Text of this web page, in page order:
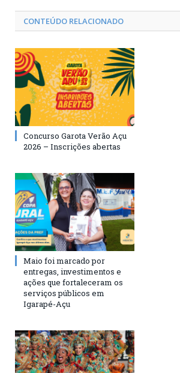
CONTEÚDO RELACIONADO
Concurso Garota Verão Açu
2026 – Inscrições abertas
Maio foi marcado por
entregas, investimentos e
ações que fortaleceram os
serviços públicos em
Igarapé-Açu